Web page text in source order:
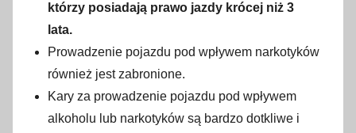
którzy posiadają prawo jazdy krócej niż 3
lata.
Prowadzenie pojazdu pod wpływem narkotyków
również jest zabronione.
Kary za prowadzenie pojazdu pod wpływem
alkoholu lub narkotyków są bardzo dotkliwe i